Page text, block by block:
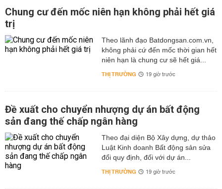
Chung cư đến mốc niên hạn không phải hết giá
trị
Theo lãnh đạo Batdongsan.com.vn,
không phải cứ đến mốc thời gian hết
niên hạn là chung cư sẽ hết giá...
THỊ TRƯỜNG 19 giờ trước
Đề xuất cho chuyển nhượng dự án bất động
sản đang thế chấp ngân hàng
Theo đại diện Bộ Xây dựng, dự thảo
Luật Kinh doanh Bất động sản sửa
đổi quy định, đối với dự án...
THỊ TRƯỜNG 19 giờ trước